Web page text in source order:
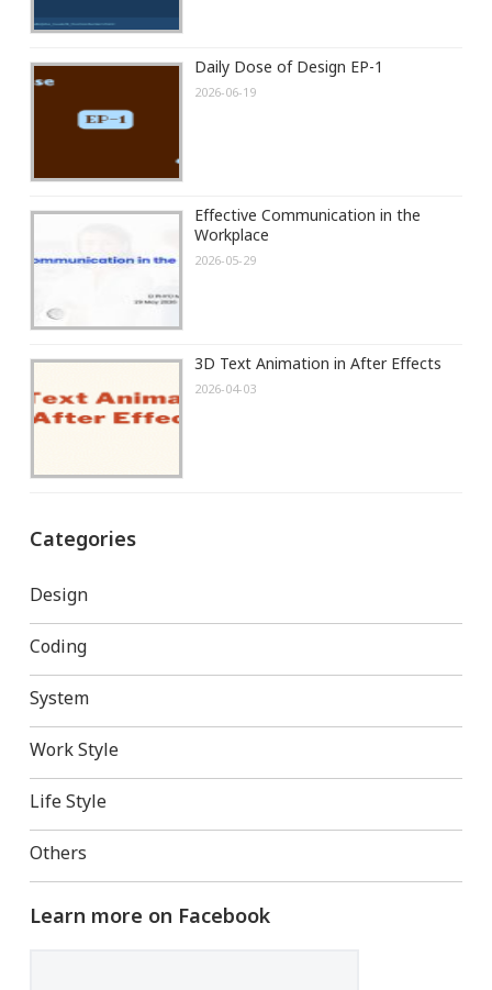
Daily Dose of Design EP-1
2026-06-19
Effective Communication in the
Workplace
2026-05-29
3D Text Animation in After Effects
2026-04-03
Categories
Design
Coding
System
Work Style
Life Style
Others
Learn more on Facebook